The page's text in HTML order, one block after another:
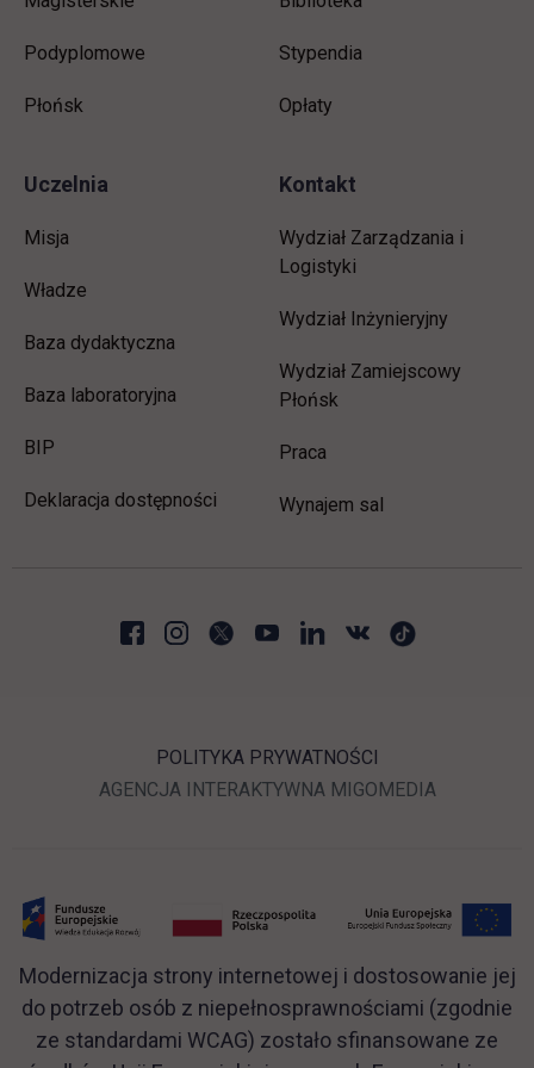
Podyplomowe
Płońsk
Stypendia
Opłaty
Uczelnia
Misja
Władze
Baza dydaktyczna
Baza laboratoryjna
BIP link otwiera się w nowej karcie
Deklaracja dostępności
Kontakt
Wydział Zarządzania i
Logistyki
Wydział Inżynieryjny
Wydział Zamiejscowy
Płońsk
Praca
Wynajem sal
POLITYKA PRYWATNOŚCI
AGENCJA INTERAKTYWNALINK OTWIERA SIĘ W
MIGOMEDIALINK
Modernizacja strony internetowej i dostosowanie jej
do potrzeb osób z niepełnosprawnościami (zgodnie
ze standardami WCAG) zostało sfinansowane ze